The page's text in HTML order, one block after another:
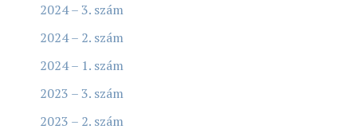
2024 – 3. szám
2024 – 2. szám
2024 – 1. szám
2023 – 3. szám
2023 – 2. szám